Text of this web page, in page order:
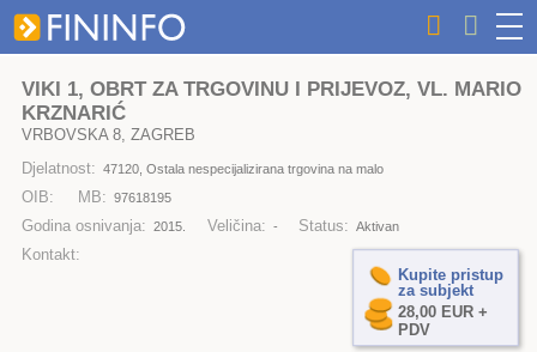
VIKI 1, OBRT ZA TRGOVINU I PRIJEVOZ, VL. MARIO
KRZNARIĆ
VRBOVSKA 8, ZAGREB
Djelatnost: 47120, Ostala nespecijalizirana trgovina na malo
OIB: MB: 97618195
Godina osnivanja: 2015. Veličina: - Status: Aktivan
Kontakt:
Kupite pristup
za subjekt
28,00 EUR +
PDV